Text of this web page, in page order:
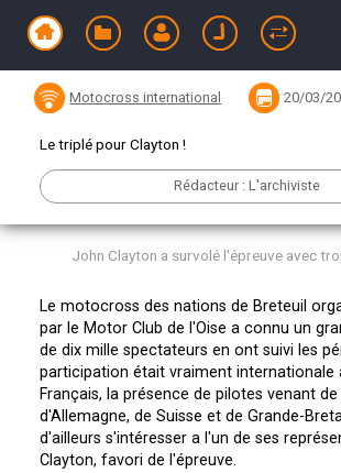
Breteuil 1961
Motocross international 20/03/
Le triplé pour Clayton !
Rédacteur : L'archiviste
John Clayton a survolé l'épreuve avec
Le motocross des nations de Breteuil
par le Motor Club de l'Oise a connu un
de dix mille spectateurs en ont suivi les
participation était vraiment internationale
Français, la présence de pilotes venant de
d'Allemagne, de Suisse et de Grande-
d'ailleurs s'intéresser a l'un de ses
Clayton, favori de l'épreuve.